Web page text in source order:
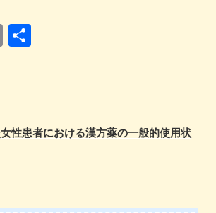
E
性患者における漢方薬の一般的使用状